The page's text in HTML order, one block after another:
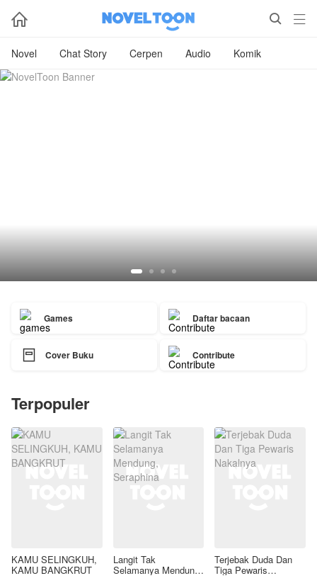
  
Novel Chat Story Cerpen Audio Komik
Games Daftar bacaan
 Cover Buku Contribute
Terpopuler
KAMU SELINGKUH,
KAMU BANGKRUT
Langit Tak
Selamanya Mendung,
Terjebak Duda Dan
Tiga Pewaris